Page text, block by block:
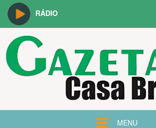
RÁDIO
MENU